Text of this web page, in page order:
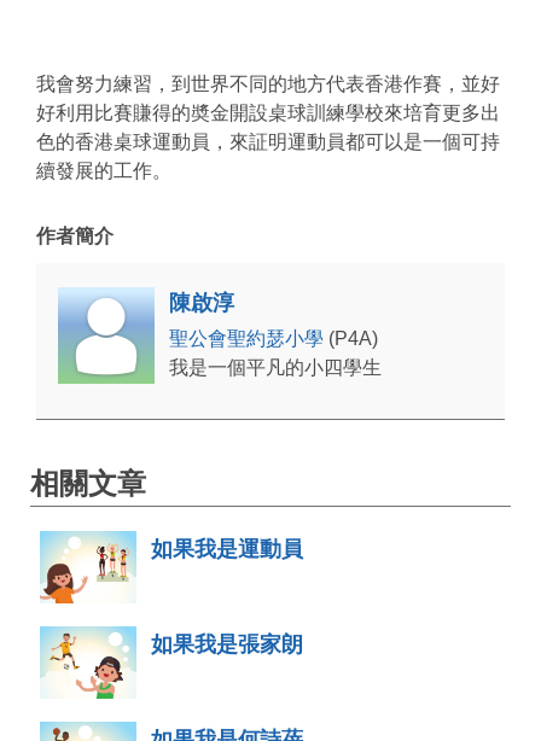
我會努力練習， 到世界不同的地方代表香港作賽， 並好
好利用比賽賺得的奬金開設桌球訓練學校來培育更多出
色的香港桌球運動員 ，來証明運動員都可以是一個可持
續發展的工作。
作者簡介
陳啟淳
聖公會聖約瑟小學 (P4A)
我是一個平凡的小四學生
相關文章
如果我是運動員
如果我是張家朗